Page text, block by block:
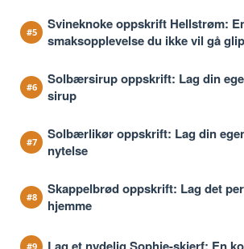
Svineknoke oppskrift Hellstrøm:
smaksopplevelse du ikke vil gå
Solbærsirup oppskrift: Lag din
sirup
Solbærlikør oppskrift: Lag din
nytelse
Skappelbrød oppskrift: Lag det
hjemme